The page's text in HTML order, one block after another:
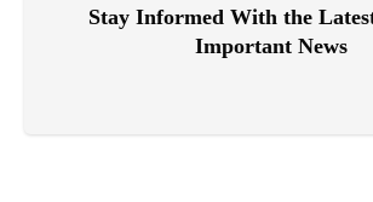
Stay Informed With the
Important News